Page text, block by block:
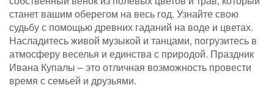
станет вашим оберегом на весь год. Узнайте свою
судьбу с помощью древних гаданий на воде и цветах.
Насладитесь живой музыкой и танцами, погрузитесь в
атмосферу веселья и единства с природой. Праздник
Ивана Купалы – это отличная возможность провести
время с семьей и друзьями.